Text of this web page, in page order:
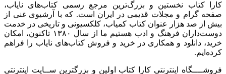
کارا کتاب نخستین و بزرگ‌ترین مرجع رسمی کتاب‌های نایاب،
صفحه گرام و مجلات قدیمی در ایران است. که با آرشیوی غنی از
بیش از صد هزار عنوان کتاب کمیاب، کلکسیونی و تاریخی در خدمت
دوست‌داران فرهنگ و ادب هستیم ما از سال ۱۳۸۰ تاکنون، امکان
خرید، دانلود و همکاری در خرید و فروش کتاب‌های نایاب را فراهم
کرده‌ایم.
فروشــــگاه اینترنتی کارا کتاب اولین و بزرگترین ســایت اینترنتی